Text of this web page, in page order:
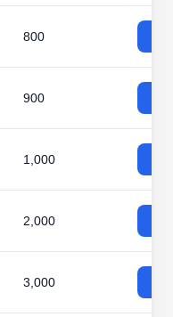
800
900
1,000
2,000
3,000